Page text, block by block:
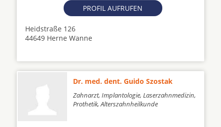
PROFIL AUFRUFEN
Heidstraße 126
44649 Herne Wanne
Dr. med. dent. Guido Szostak
Zahnarzt, Implantologie, Laserzahnmedizin,
Prothetik, Alterszahnheilkunde